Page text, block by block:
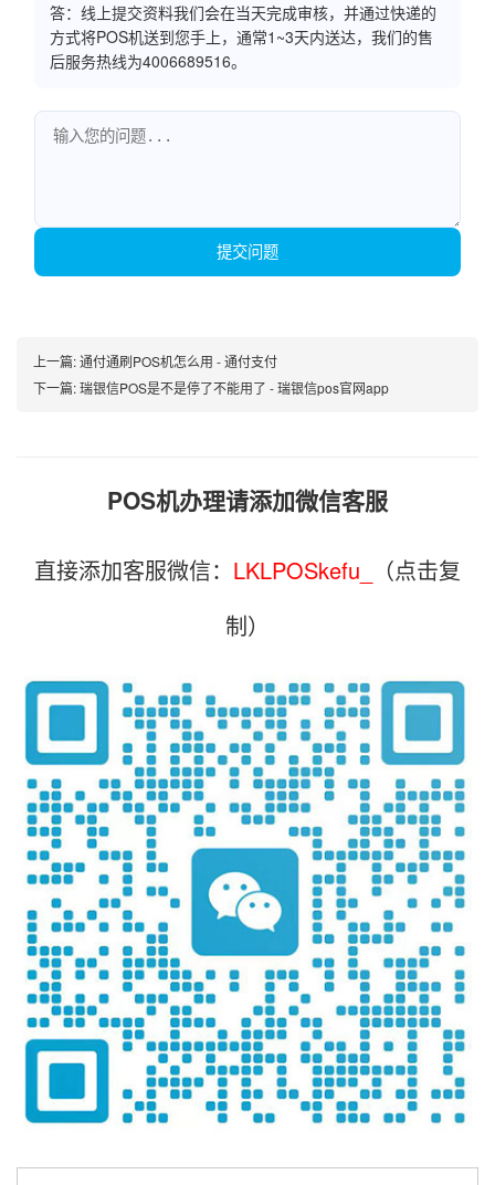
答：线上提交资料我们会在当天完成审核，并通过快递的
方式将POS机送到您手上，通常1~3天内送达，我们的售
后服务热线为4006689516。
提交问题
上一篇:通付通刷POS机怎么用 - 通付支付
下一篇:瑞银信POS是不是停了不能用了 - 瑞银信pos官网app
POS机办理请添加微信客服
直接添加客服微信： LKLPOSkefu_
（点击复
制）